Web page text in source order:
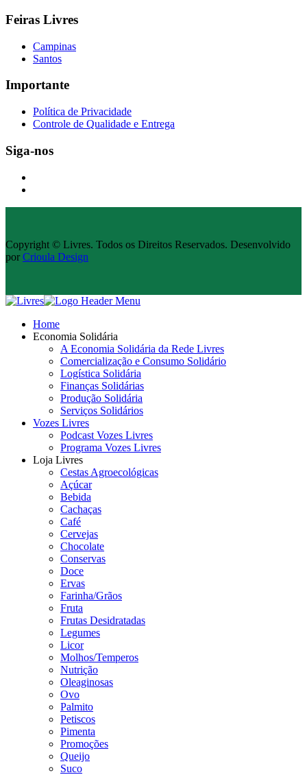
Feiras Livres
Campinas
Santos
Importante
Política de Privacidade
Controle de Qualidade e Entrega
Siga-nos
Copyright © Livres. Todos os Direitos Reservados. Desenvolvido
por Crioula Design
Home
Economia Solidária
A Economia Solidária da Rede Livres
Comercialização e Consumo Solidário
Logística Solidária
Finanças Solidárias
Produção Solidária
Serviços Solidários
Vozes Livres
Podcast Vozes Livres
Programa Vozes Livres
Loja Livres
Cestas Agroecológicas
Açúcar
Bebida
Cachaças
Café
Cervejas
Chocolate
Conservas
Doce
Ervas
Farinha/Grãos
Fruta
Frutas Desidratadas
Legumes
Licor
Molhos/Temperos
Nutrição
Oleaginosas
Ovo
Palmito
Petiscos
Pimenta
Promoções
Queijo
Suco